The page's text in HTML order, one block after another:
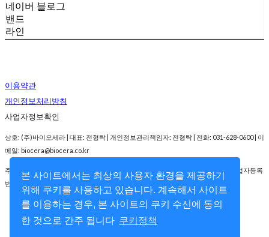
본 사이트에서는 최상의 사용자 환경을 제공하기
위해 쿠키를 사용하고 있습니다. 계속해서 사이트
를 이용하는 경우, 본 사이트의 쿠키 수신에 동의
한 것으로 간주 됩니다 쿠키정책
네이버 블로그
밴드
라인
이용약관
개인정보처리방침
사업자정보확인
상호: (주)바이오세라 | 대표: 전형탁 | 개인정보관리책임자: 전형탁 | 전화: 031-628-0600 | 이
메일: biocera@biocera.co.kr
주소: 경기도 성남시 분당구 대왕판교로 700 코리아바이오파크 C동 2층 202호 | 사업자등록
번호: